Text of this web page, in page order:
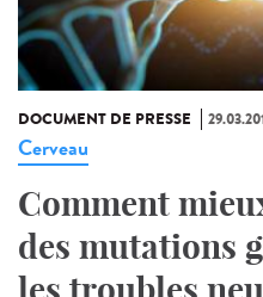
DOCUMENT DE PRESSE
Cerveau
Comment
des mutations